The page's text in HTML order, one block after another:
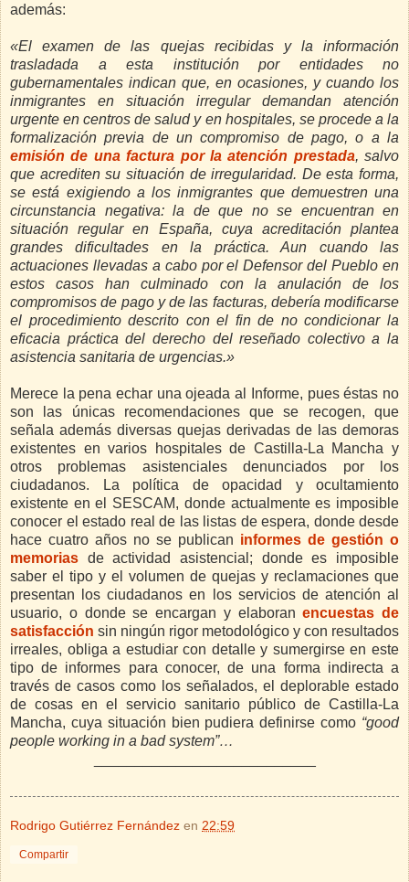
además:
«El examen de las quejas recibidas y la información
trasladada a esta institución por entidades no
gubernamentales indican que, en ocasiones, y cuando los
inmigrantes en situación irregular demandan atención
urgente en centros de salud y en hospitales, se procede a la
formalización previa de un compromiso de pago, o a la
emisión de una factura por la atención prestada, salvo
que acrediten su situación de irregularidad. De esta forma,
se está exigiendo a los inmigrantes que demuestren una
circunstancia negativa: la de que no se encuentran en
situación regular en España, cuya acreditación plantea
grandes dificultades en la práctica. Aun cuando las
actuaciones llevadas a cabo por el Defensor del Pueblo en
estos casos han culminado con la anulación de los
compromisos de pago y de las facturas, debería modificarse
el procedimiento descrito con el fin de no condicionar la
eficacia práctica del derecho del reseñado colectivo a la
asistencia sanitaria de urgencias.»
Merece la pena echar una ojeada al Informe, pues éstas no
son las únicas recomendaciones que se recogen, que
señala además diversas quejas derivadas de las demoras
existentes en varios hospitales de Castilla-La Mancha y
otros problemas asistenciales denunciados por los
ciudadanos. La política de opacidad y ocultamiento
existente en el SESCAM, donde actualmente es imposible
conocer el estado real de las listas de espera, donde desde
hace cuatro años no se publican informes de gestión o
memorias de actividad asistencial; donde es imposible
saber el tipo y el volumen de quejas y reclamaciones que
presentan los ciudadanos en los servicios de atención al
usuario, o donde se encargan y elaboranencuestas de
satisfacción sin ningún rigor metodológico y con resultados
irreales, obliga a estudiar con detalle y sumergirse en este
tipo de informes para conocer, de una forma indirecta a
través de casos como los señalados, el deplorable estado
de cosas en el servicio sanitario público de Castilla-La
Mancha, cuya situación bien pudiera definirse como “good
people working in a bad system”…
Rodrigo Gutiérrez Fernández en 22:59
Compartir